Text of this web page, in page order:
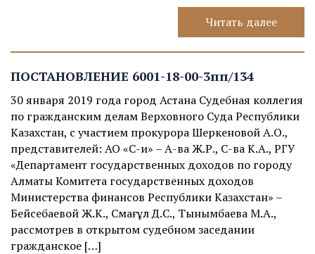
Читать далее
ПОСТАНОВЛЕНИЕ 6001-18-00-3пп/134
30 января 2019 года город Астана Судебная коллегия
по гражданским делам Верховного Суда Республики
Казахстан, с участием прокурора Шеркеновой А.О.,
представителей: АО «С-и» – А-ва Ж.Р., С-ва К.А., РГУ
«Департамент государственных доходов по городу
Алматы Комитета государственных доходов
Министерства финансов Республики Казахстан» –
Бейсебаевой Ж.К., Смағұл Д.С., Тынымбаева М.А.,
рассмотрев в открытом судебном заседании
гражданское […]